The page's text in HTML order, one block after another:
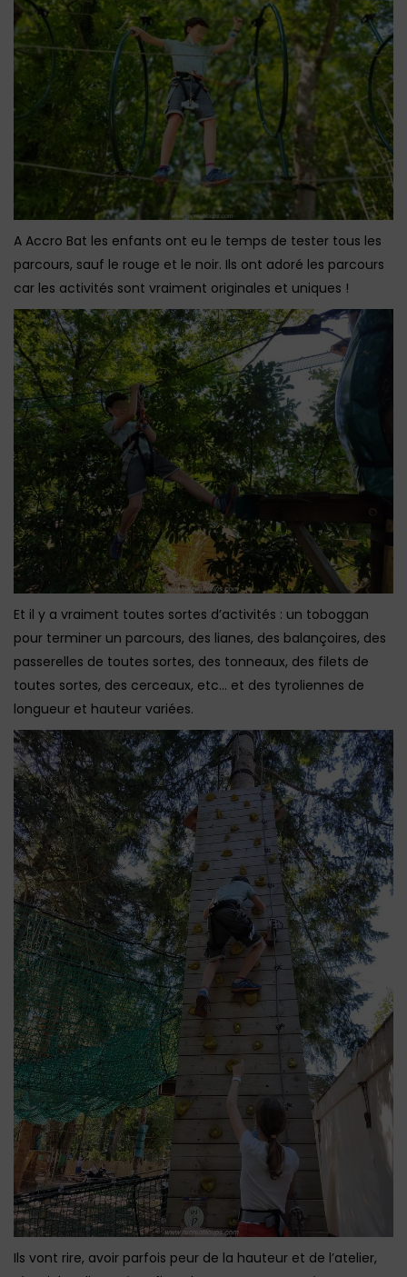
A Accro Bat les enfants ont eu le temps de tester tous les
parcours, sauf le rouge et le noir. Ils ont adoré les parcours
car les activités sont vraiment originales et uniques !
Et il y a vraiment toutes sortes d’activités : un toboggan
pour terminer un parcours, des lianes, des balançoires, des
passerelles de toutes sortes, des tonneaux, des filets de
toutes sortes, des cerceaux, etc… et des tyroliennes de
longueur et hauteur variées.
Ils vont rire, avoir parfois peur de la hauteur et de l’atelier,